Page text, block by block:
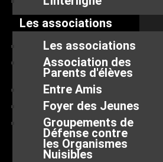
Les associations
Les associations
Association des
Parents d'élèves
Entre Amis
Foyer des Jeunes
Groupements de
Défense contre
les Organismes
Nuisibles